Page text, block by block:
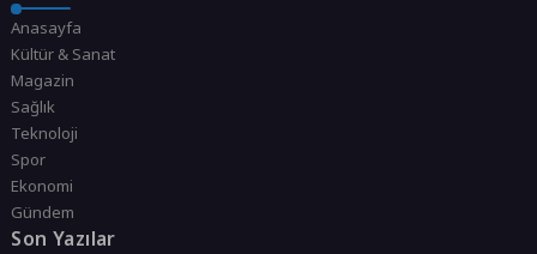
Anasayfa
Kültür & Sanat
Magazin
Sağlık
Teknoloji
Spor
Ekonomi
Gündem
Son Yazılar